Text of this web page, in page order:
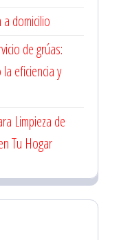
a domicilio
de grúas:
eficiencia y
Limpieza de
Tu Hogar